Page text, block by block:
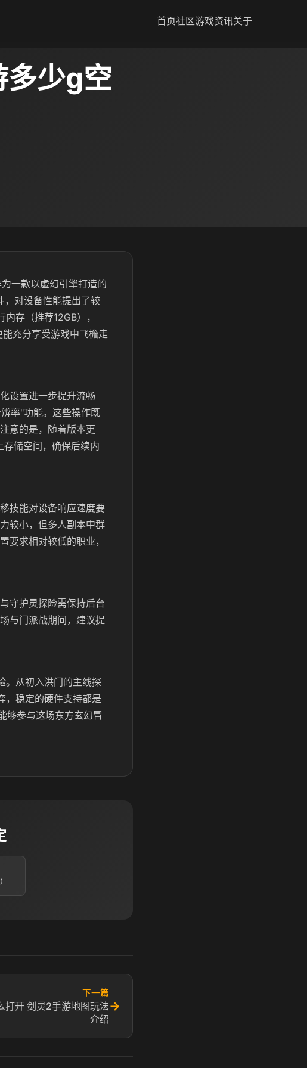
首页社区游戏资讯关于
少g空
一款以虚幻引擎打造的
，对设备性能提出了较
存（推荐12GB），
充分享受游戏中飞檐走
设置进一步提升流畅
率"功能。这些操作既
意的是，随着版本更
储空间，确保后续内
技能对设备响应速度要
较小，但多人副本中群
要求相对较低的职业，
守护灵探险需保持后台
与门派战期间，建议提
。从初入洪门的主线探
，稳定的硬件支持都是
够参与这场东方玄幻冒
下一篇
打开 剑灵2手游地图玩法
介绍
→